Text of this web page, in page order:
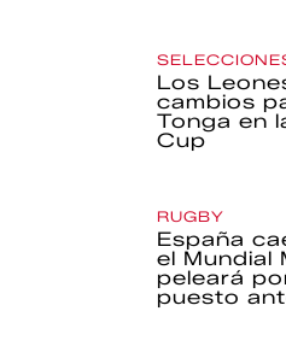
Los
cambios
Tonga en
Cup
RUGBY
España
el Mundial
peleará
puesto